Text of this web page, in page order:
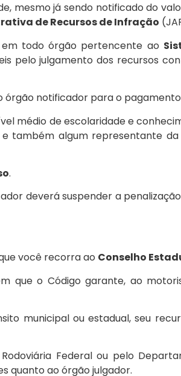
mesmo já sendo notificado do
de Recursos de Infração
em todo órgão pertencente ao
pelo julgamento dos recursos
notificador para o
médio de escolaridade e
também algum representante
.
deverá suspender a
você recorra ao Conselho
que o Código garante, ao
municipal ou estadual, seu
Federal ou pelo
quanto ao órgão julgador.